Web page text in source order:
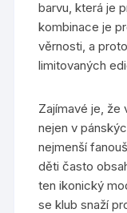
barvu, která je
kombinace je
věrnosti, a
limitovaných
Zajímavé je, že
nejen v
nejmenší
děti často
ten ikonický
se klub snaží